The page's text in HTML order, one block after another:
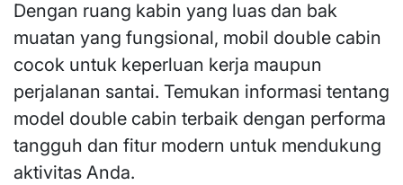
Dengan ruang kabin yang luas dan bak
muatan yang fungsional, mobil double cabin
cocok untuk keperluan kerja maupun
perjalanan santai. Temukan informasi tentang
model double cabin terbaik dengan performa
tangguh dan fitur modern untuk mendukung
aktivitas Anda.